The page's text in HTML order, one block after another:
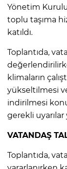
Yönetim
toplu taşıma
katıldı.
Toplantıda,
klimaların
yükseltilmesi
indirilmesi
gerekli uyarılar
VATANDAŞ
Toplantıda,